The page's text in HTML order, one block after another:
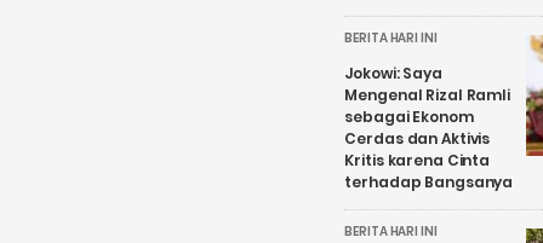
BERITA HARI INI
Jokowi: Saya
Mengenal Rizal Ramli
sebagai Ekonom
Cerdas dan Aktivis
Kritis karena Cinta
terhadap Bangsanya
BERITA HARI INI